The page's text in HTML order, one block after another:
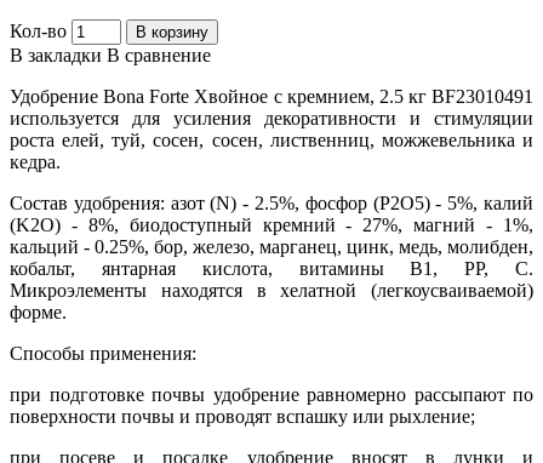
Кол-во В корзину
В закладки В сравнение
Удобрение Bona Forte Хвойное с кремнием, 2.5 кг BF23010491
используется для усиления декоративности и стимуляции
роста елей, туй, сосен, сосен, лиственниц, можжевельника и
кедра.
Состав удобрения: азот (N) - 2.5%, фосфор (P2O5) - 5%, калий
(K2O) - 8%, биодоступный кремний - 27%, магний - 1%,
кальций - 0.25%, бор, железо, марганец, цинк, медь, молибден,
кобальт, янтарная кислота, витамины B1, PP, С.
Микроэлементы находятся в хелатной (легкоусваиваемой)
форме.
Способы применения:
при подготовке почвы удобрение равномерно рассыпают по
поверхности почвы и проводят вспашку или рыхление;
при посеве и посадке удобрение вносят в лунки и